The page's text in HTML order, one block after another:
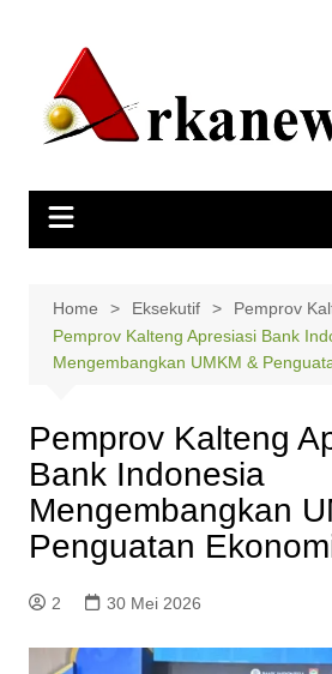
Home Eksekutif
Pemprov
Pemprov Kalteng Apresiasi Bank
Mengembangkan UMKM &
Pemprov Kalteng
Bank Indonesia
Mengembangkan
Penguatan
2 30 Mei 2026